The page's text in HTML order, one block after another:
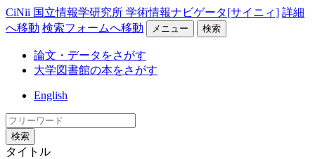
CiNii 国立情報学研究所 学術情報ナビゲータ[サイニィ] 詳細
へ移動 検索フォームへ移動 メニュー 検索
論文・データをさがす
大学図書館の本をさがす
English
検索
タイトル